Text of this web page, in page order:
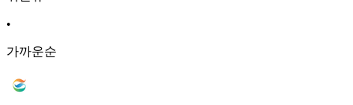
•
가까운순